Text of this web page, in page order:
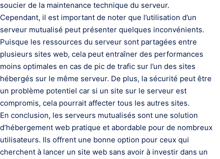
soucier de la maintenance technique du serveur.
Cependant, il est important de noter que l’utilisation d’un
serveur mutualisé peut présenter quelques inconvénients.
Puisque les ressources du serveur sont partagées entre
plusieurs sites web, cela peut entraîner des performances
moins optimales en cas de pic de trafic sur l’un des sites
hébergés sur le même serveur. De plus, la sécurité peut être
un problème potentiel car si un site sur le serveur est
compromis, cela pourrait affecter tous les autres sites.
En conclusion, les serveurs mutualisés sont une solution
d’hébergement web pratique et abordable pour de nombreux
utilisateurs. Ils offrent une bonne option pour ceux qui
cherchent à lancer un site web sans avoir à investir dans un